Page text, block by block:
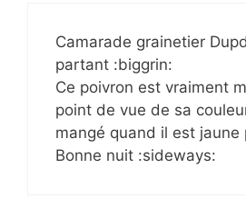
Camarade grainetier
partant :biggrin:
Ce poivron est vraiment
point de vue de sa
mangé quand il est jaune
Bonne nuit :sideways: